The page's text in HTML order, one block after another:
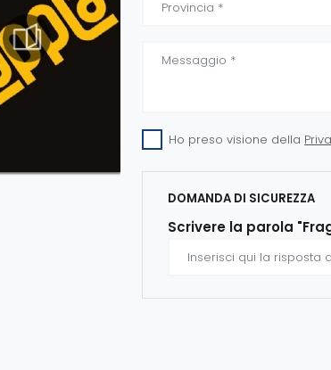
Ho preso visione della
DOMANDA DI SICUREZZA
Scrivere la parola